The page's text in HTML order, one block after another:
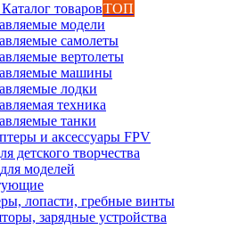
Каталог товаровТОП
модели
самолеты
вертолеты
машины
лодки
техника
танки
и аксессуары FPV
детского творчества
моделей
лопасти, гребные винты
зарядные устройства